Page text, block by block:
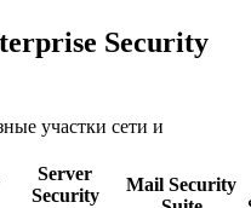
Security
участки сети и
Server
Security
Mail Security